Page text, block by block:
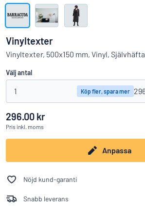
Hittar du inte det du söker? Börja
Visa alla kategorier
Logga
in
Kundservice
Privatperson Företag
Vinyltexter
Vinyltexter, 500x150 mm, Vinyl,
Välj antal
1 Köp fler, spara mer
296.00 kr
Pris inkl. moms
Anpassa
Nöjd kund-garanti
Snabb leverans